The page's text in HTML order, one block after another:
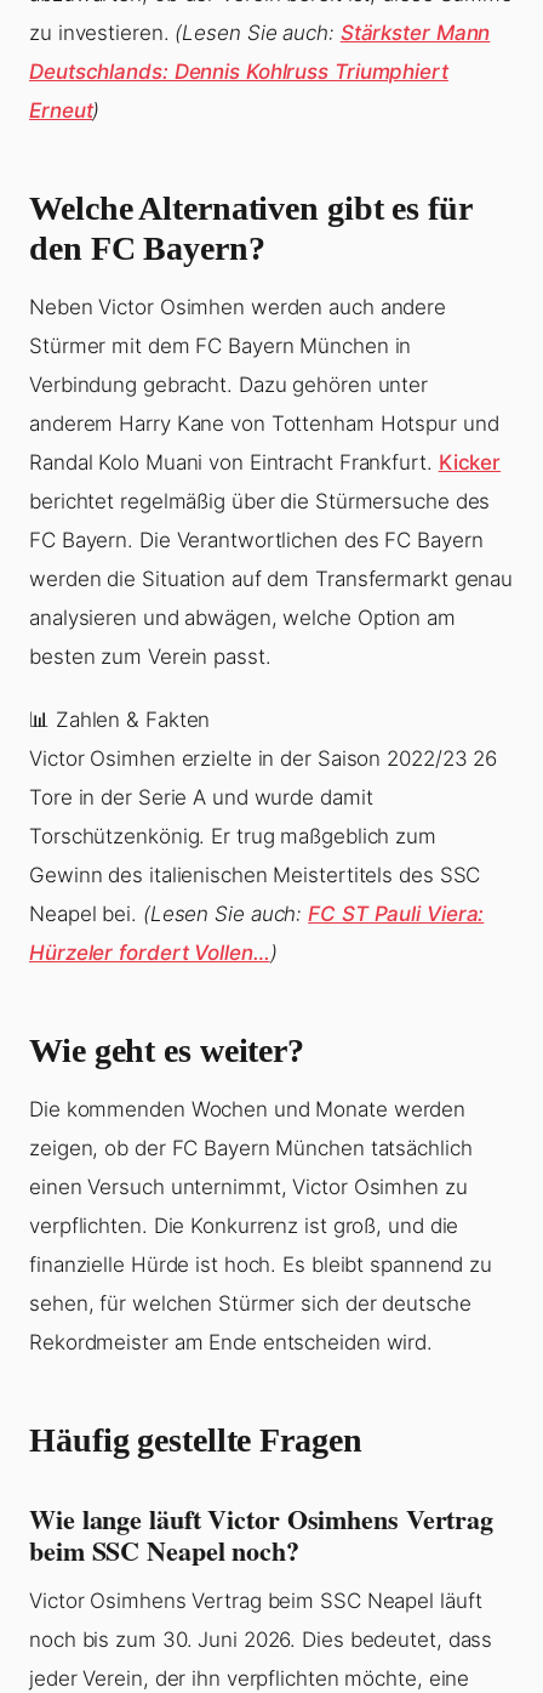
zu investieren. (Lesen Sie auch: Stärkster Mann
Deutschlands: Dennis Kohlruss Triumphiert
Erneut)
Welche Alternativen gibt es für
den FC Bayern?
Neben Victor Osimhen werden auch andere
Stürmer mit dem FC Bayern München in
Verbindung gebracht. Dazu gehören unter
anderem Harry Kane von Tottenham Hotspur und
Randal Kolo Muani von Eintracht Frankfurt. Kicker
berichtet regelmäßig über die Stürmersuche des
FC Bayern. Die Verantwortlichen des FC Bayern
werden die Situation auf dem Transfermarkt genau
analysieren und abwägen, welche Option am
besten zum Verein passt.
📊 Zahlen & Fakten
Victor Osimhen erzielte in der Saison 2022/23 26
Tore in der Serie A und wurde damit
Torschützenkönig. Er trug maßgeblich zum
Gewinn des italienischen Meistertitels des SSC
Neapel bei. (Lesen Sie auch:FC ST Pauli Viera:
Hürzeler fordert Vollen…)
Wie geht es weiter?
Die kommenden Wochen und Monate werden
zeigen, ob der FC Bayern München tatsächlich
einen Versuch unternimmt, Victor Osimhen zu
verpflichten. Die Konkurrenz ist groß, und die
finanzielle Hürde ist hoch. Es bleibt spannend zu
sehen, für welchen Stürmer sich der deutsche
Rekordmeister am Ende entscheiden wird.
Häufig gestellte Fragen
Wie lange läuft Victor Osimhens Vertrag
beim SSC Neapel noch?
Victor Osimhens Vertrag beim SSC Neapel läuft
noch bis zum 30. Juni 2026. Dies bedeutet, dass
jeder Verein, der ihn verpflichten möchte, eine